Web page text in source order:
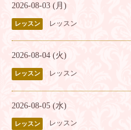
2026-08-03 (月)
レッスン レッスン
2026-08-04 (火)
レッスン レッスン
2026-08-05 (水)
レッスン レッスン